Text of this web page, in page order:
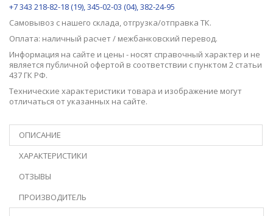
+7 343 218-82-18 (19), 345-02-03 (04), 382-24-95
Самовывоз с нашего склада, отгрузка/отправка ТК.
Оплата: наличный расчет / межбанковский перевод.
Информация на сайте и цены - носят справочный характер и не
является публичной офертой в соответствии с пунктом 2 статьи
437 ГК РФ.
Технические характеристики товара и изображение могут
отличаться от указанных на сайте.
ОПИСАНИЕ
ХАРАКТЕРИСТИКИ
ОТЗЫВЫ
ПРОИЗВОДИТЕЛЬ